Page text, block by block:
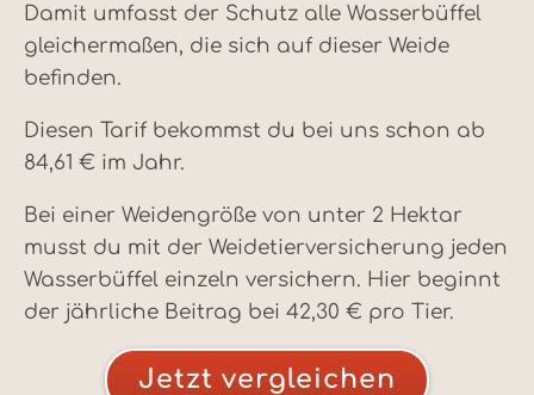
Damit umfasst der Schutz alle Wasserbüffel
gleichermaßen, die sich auf dieser Weide
befinden.
Diesen Tarif bekommst du bei uns schon ab
84,61 € im Jahr.
Bei einer Weidengröße von unter 2 Hektar
musst du mit der Weidetierversicherung jeden
Wasserbüffel einzeln versichern. Hier beginnt
der jährliche Beitrag bei 42,30 € pro Tier.
Jetzt vergleichen